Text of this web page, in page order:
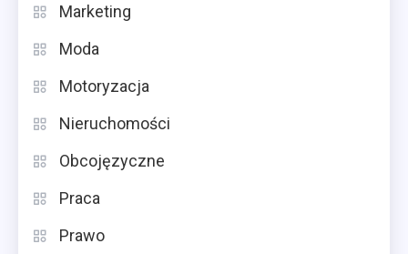
Marketing
Moda
Motoryzacja
Nieruchomości
Obcojęzyczne
Praca
Prawo